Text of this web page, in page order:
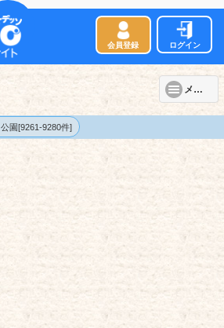
会員登録 ログイン
メニュー
公園[9261-9280件]